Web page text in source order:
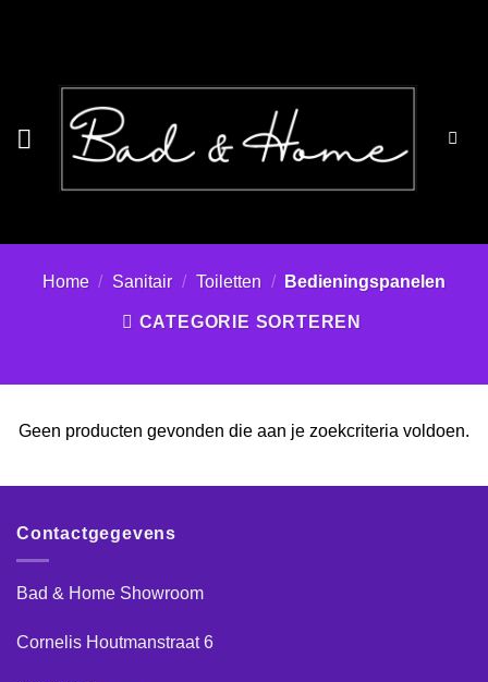
Home / Sanitair / Toiletten / Bedieningspanelen
CATEGORIE SORTEREN
Geen producten gevonden die aan je zoekcriteria voldoen.
Contactgegevens
Bad & Home Showroom
Cornelis Houtmanstraat 6